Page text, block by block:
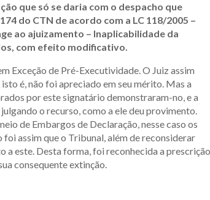
que só se daria com o despacho que
do CTN de acordo com a LC 118/2005 –
ao ajuizamento – Inaplicabilidade da
com efeito modificativo.
Exceção de Pré-Executividade. O Juiz assim
é, não foi apreciado em seu mérito. Mas a
por este signatário demonstraram-no, e a
o recurso, como a ele deu provimento.
de Embargos de Declaração, nesse caso os
assim que o Tribunal, além de reconsiderar
a este. Desta forma, foi reconhecida a prescrição
consequente extinção.